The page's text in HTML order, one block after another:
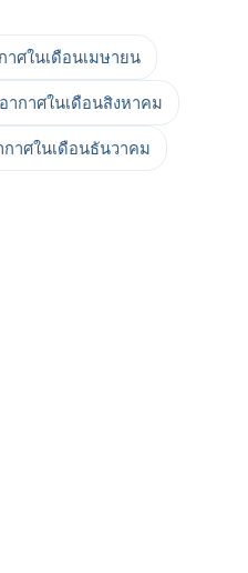
าศในเดือนเมษายน
ากาศในเดือนสิงหาคม
าศในเดือนธันวาคม